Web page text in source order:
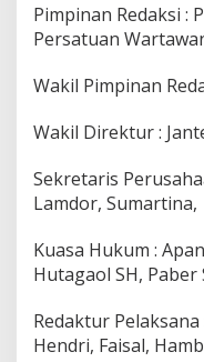
Pimpinan Redaksi :
Persatuan
Wakil Pimpinan
Wakil Direktur :
Sekretaris
Lamdor, Sumartina,
Kuasa Hukum :
Hutagaol SH, Paber
Redaktur
Hendri, Faisal,